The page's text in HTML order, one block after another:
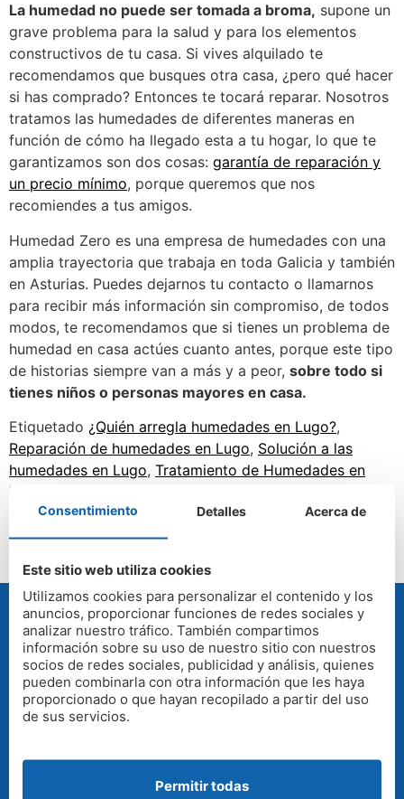
La humedad no puede ser tomada a broma, supone un
grave problema para la salud y para los elementos
constructivos de tu casa. Si vives alquilado te
recomendamos que busques otra casa, ¿pero qué hacer
si has comprado? Entonces te tocará reparar. Nosotros
tratamos las humedades de diferentes maneras en
función de cómo ha llegado esta a tu hogar, lo que te
garantizamos son dos cosas: garantía de reparación y
un precio mínimo, porque queremos que nos
recomiendes a tus amigos.
Humedad Zero es una empresa de humedades con una
amplia trayectoria que trabaja en toda Galicia y también
en Asturias. Puedes dejarnos tu contacto o llamarnos
para recibir más información sin compromiso, de todos
modos, te recomendamos que si tienes un problema de
humedad en casa actúes cuanto antes, porque este tipo
de historias siempre van a más y a peor, sobre todo si
tienes niños o personas mayores en casa.
Etiquetado ¿Quién arregla humedades en Lugo?,
Reparación de humedades en Lugo, Solución a las
humedades en Lugo, Tratamiento de Humedades en
Lugo
PRESUPUESTO GRATUITO
Gratis y sin compromiso. Nuestros técnicos
problema de humedad y presupuestar la
Consentimiento Detalles Acerca de
Este sitio web utiliza cookies
Utilizamos cookies para personalizar el contenido y los
anuncios, proporcionar funciones de redes sociales y
analizar nuestro tráfico. También compartimos
información sobre su uso de nuestro sitio con nuestros
socios de redes sociales, publicidad y análisis, quienes
pueden combinarla con otra información que les haya
proporcionado o que hayan recopilado a partir del uso
de sus servicios.
Permitir todas